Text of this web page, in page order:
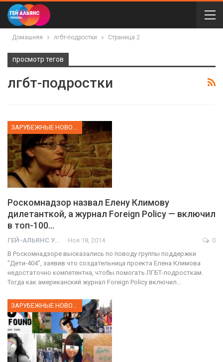
Домашняя лгбт-подростки Страница 2
просмотр тегов
лгбт-подростки
Роскомнадзор назвал Елену Климову
дилетанткой, а журнал Foreign Policy — включил
в топ-100…
ГЕЙ-АЛЬЯНС УКРАИНА Ноя 18, 2014
0
В Роскомнадзоре высказались по поводу группы поддержки
"Дети-404", заявив что создательница проекта Елена Климова
недостаточно компетентна, чтобы помогать ЛГБТ-подросткам.
Тогда как американский журнал Foreign Policy включил…
ЗАРУБЕЖНЫЕ НОВОСТИ